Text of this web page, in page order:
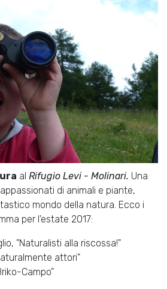
al Rifugio Levi - Molinari. Una
di animali e piante,
mondo della natura. Ecco i
per l'estate 2017:
"Naturalisti alla riscossa!"
attori"
Campo"